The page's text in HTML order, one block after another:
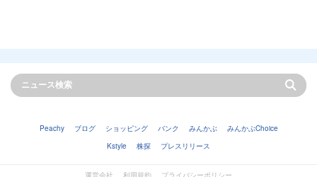
Peachy ブログ ショッピング バンク みんかぶ
みんかぶChoice
Kstyle
株探 プレスリリース
運営会社 利用規約 プライバシーポリシー